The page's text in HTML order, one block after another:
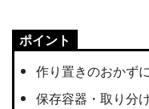
ポイント
作り置きのおかず
保存容器・取り分